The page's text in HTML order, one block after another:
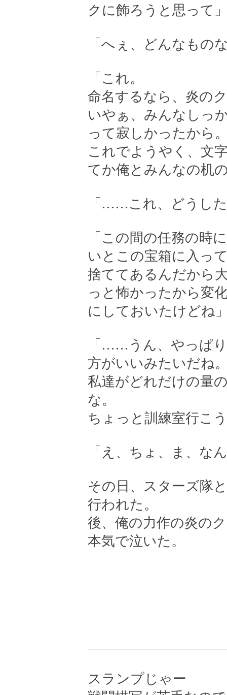
クに飾ろうと思って
「へぇ、どんなもの
「これ。
命名するなら、炎の
いやぁ、みんなしっ
って寂しかったから
これでようやく、文
てか俺とみんなの机
「……これ、どうし
「この間の任務の時
いとこの宝箱に入っ
捨ててあるんだから
っと怖かったから変
にしておいたけどね
「……うん、やっぱ
方がいいみたいだね
私達がどれだけの量
な。
ちょっと訓練室行
「え、ちょ、ま、な
その日、スターズ
行われた。
後、俺の力作の炎の
本気で泣いた。
スランプじゃー